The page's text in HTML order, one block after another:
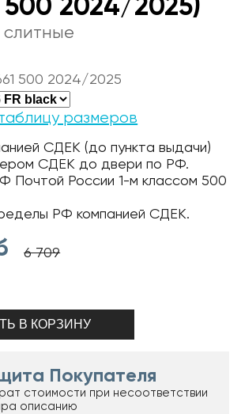
слитные
500 2024/2025
размеров
СДЕК (до пункта выдачи)
СДЕК до двери по РФ.
Почтой России 1-м классом 500
РФ компанией СДЕК.
6 709
Покупателя
стоимости при несоответствии
описанию